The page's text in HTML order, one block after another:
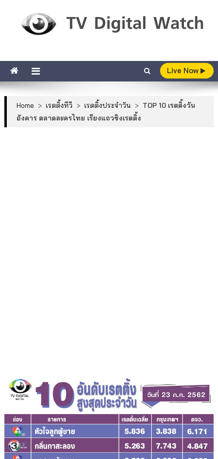
Live Now
Home > เรตติ้งทีวี > เรตติ้งประจำวัน > TOP 10 เรตติ้งวัน
อังคาร ตลาดละครไทย เรียงแถวชิงเรตติ้ง